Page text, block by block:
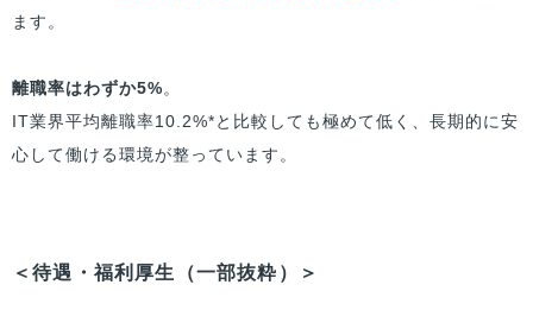
ます。
離職率はわずか5%。
IT業界平均離職率10.2%*と比較しても極めて低く、長期的に安
心して働ける環境が整っています。
＜待遇・福利厚生（一部抜粋）＞